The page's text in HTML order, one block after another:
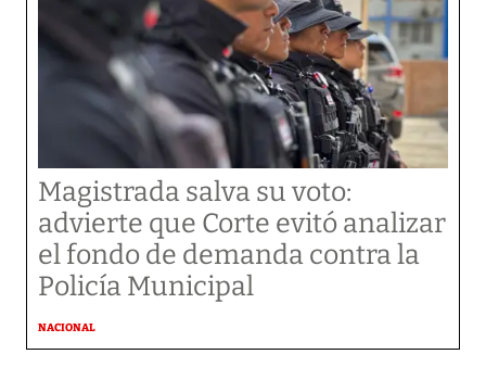
Magistrada salva su voto:
advierte que Corte evitó analizar
el fondo de demanda contra la
Policía Municipal
NACIONAL